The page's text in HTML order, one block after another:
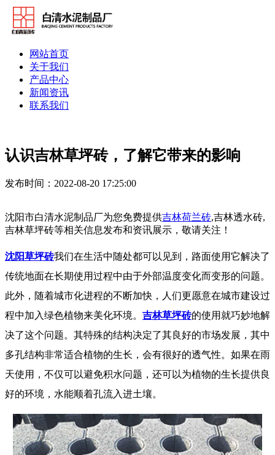
网站首页
关于我们
产品中心
新闻资讯
联系我们
认识吉林草坪砖，了解它带来的影响
发布时间：2022-08-20 17:25:00
沈阳市白清水泥制品厂为您免费提供吉林荷兰砖,吉林透水砖,
吉林草坪砖等相关信息发布和资讯展示，敬请关注！
沈阳草坪砖我们在生活中随处都可以见到，路面使用它解决了
传统地面在长期使用过程中由于外部温度变化而变形的问题。
此外，随着城市化进程的不断加快，人们更愿意在城市建设过
程中加入绿色植物来美化环境。 吉林草坪砖的使用就巧妙地解
决了这个问题。其特殊的结构决定了其良好的市场发展，其中
多孔结构非常适合植物的生长，会有很好的透气性。如果在雨
天使用，不仅可以避免积水问题，还可以为植物的生长提供良
好的环境，水能顺着孔流入进土壤。